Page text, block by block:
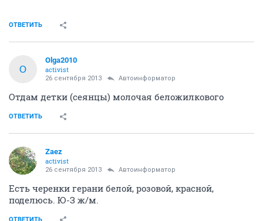
ОТВЕТИТЬ
O
Olga2010
activist
26 сентября 2013 Автоинформатор
Отдам детки (сеянцы) молочая беложилкового
ОТВЕТИТЬ
Zaez
activist
26 сентября 2013 Автоинформатор
Есть черенки герани белой, розовой, красной,
поделюсь. Ю-З ж/м.
ОТВЕТИТЬ